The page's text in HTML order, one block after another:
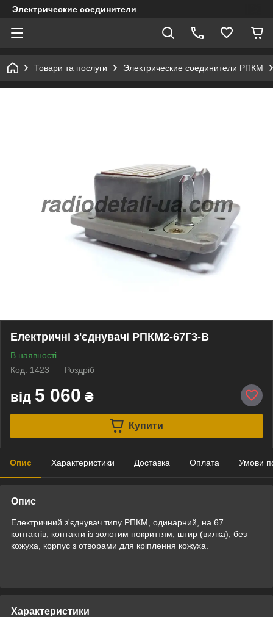
Электрические соединители
Товари та послуги Электрические соединители РПКМ
Електричні з'єднувачі РПКМ2-67Г3-В
В наявності
Код: 1423
Роздріб
від 5 060 ₴
Купити
Опис Характеристики Доставка Оплата Умови
Опис
Електричний з'єднувач типу РПКМ, одинарний, на 67
контактів, контакти із золотим покриттям, штир (вилка), без
кожуха, корпус з отворами для кріплення кожуха.
Характеристики